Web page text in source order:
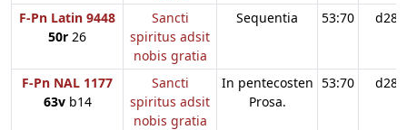
F-Pn Latin 9448
50r 26
Sancti
spiritus adsit
nobis gratia
Sequentia 53:70 d28
F-Pn NAL 1177
63vb14
Sancti
spiritus adsit
nobis gratia
In pentecosten
Prosa.
53:70 d28